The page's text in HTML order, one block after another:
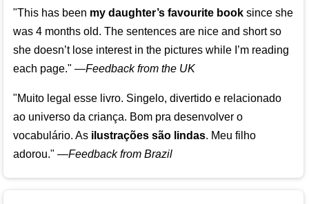
"This has been my daughter’s favourite booksince she
was 4 months old. The sentences are nice and short so
she doesn’t lose interest in the pictures while I’m reading
each page." —Feedback from the UK
"Muito legal esse livro. Singelo, divertido e relacionado
ao universo da criança. Bom pra desenvolver o
vocabulário. As ilustrações são lindas. Meu filho
adorou." —Feedback from Brazil